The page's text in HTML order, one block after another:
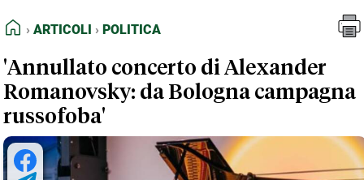
FEED RSS
NORMATIVE DEONTOLOGICHE
TERMINI e CONDIZIONI
HOME
ARTICOLI POLITICA
'Annullato concerto di Alexander
Romanovsky: da Bologna campagna
russofoba'